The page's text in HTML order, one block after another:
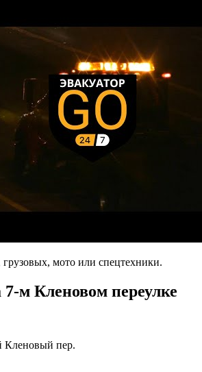
мото или спецтехники.
7-м Кленовом переулке
Кленовый пер.